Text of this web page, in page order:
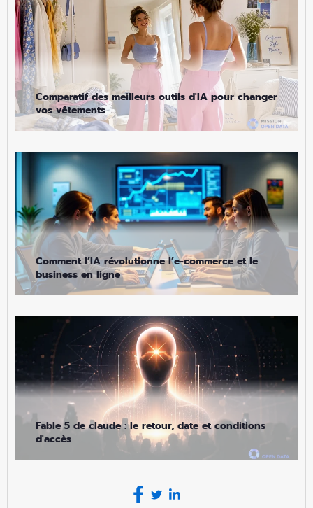
Comparatif des meilleurs outils d'IA pour changer
vos vêtements
Comment l’IA révolutionne l’e-commerce et le
business en ligne
Fable 5 de claude : le retour, date et conditions
d'accès